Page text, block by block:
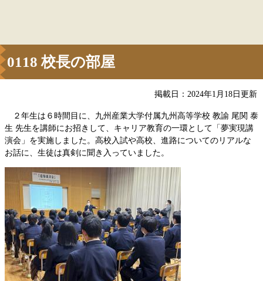
0118 校長の部屋
掲載日：2024年1月18日更新
２年生は６時間目に、九州産業大学付属九州高等学校 教諭 尾関 泰
生 先生を講師にお招きして、キャリア教育の一環として「夢実現講
演会」を実施しました。高校入試や高校、進路についてのリアルな
お話に、生徒は真剣に聞き入っていました。